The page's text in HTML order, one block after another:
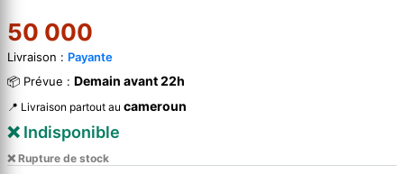
50 000
Livraison : Payante
📦 Prévue : Demain avant 22h
📍 Livraison partout au cameroun
❌ Indisponible
❌ Rupture de stock